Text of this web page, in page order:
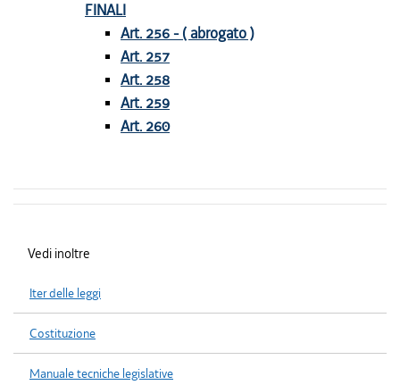
FINALI
Art. 256 - ( abrogato )
Art. 257
Art. 258
Art. 259
Art. 260
Vedi inoltre
Iter delle leggi
Costituzione
Manuale tecniche legislative